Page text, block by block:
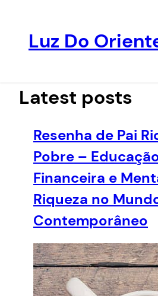
conteúdo
Luz Do
Latest posts
Resenha de Pai
Pobre –
Financeira e
Riqueza no
Contemporâneo